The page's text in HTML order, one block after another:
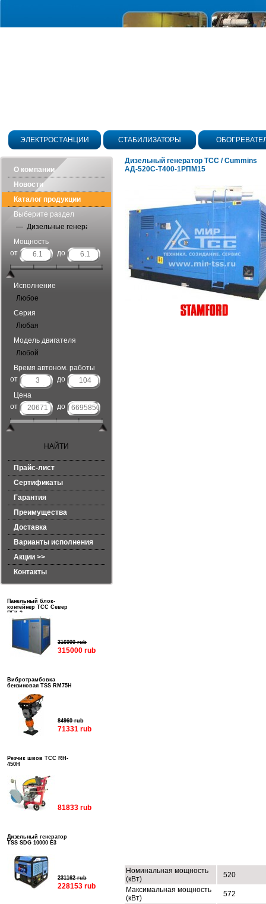
ЭЛЕКТРОСТАНЦИИ СТАБИЛИЗАТОРЫ
О компании
Новости
Каталог продукции
Выберите раздел
— Дизельные генераторы в шумозащитных кожухах
Мощность
от
до
Исполнение
Любое
Серия
Любая
Модель двигателя
Любой
Время автоном. работы
от
до
Цена
от
до
Прайс-лист
Сертификаты
Гарантия
Преимущества
Доставка
Варианты исполнения
Акции >>
Контакты
Панельный блок-
контейнер ТСС Север
ПБК-3
316000 rub
315000 rub
Вибротрамбовка
бензиновая TSS RM75H
84960 rub
71331 rub
Резчик швов ТСС RH-
450H
81833 rub
Дизельный генератор
TSS SDG 10000 E3
231162 rub
228153 rub
Дизельный генератор ТСС / Cummins
АД-520С-Т400-1РПМ15
Номинальная мощность
(кВт)
520
Максимальная мощность
(кВт)
572